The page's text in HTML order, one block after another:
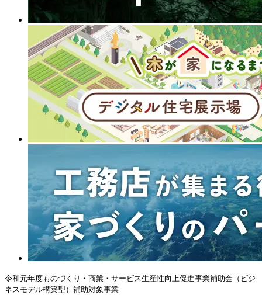
令和元年度ものづくり・商業・サービス生産性向上促進事業補助金（ビジ
ネスモデル構築型）補助対象事業